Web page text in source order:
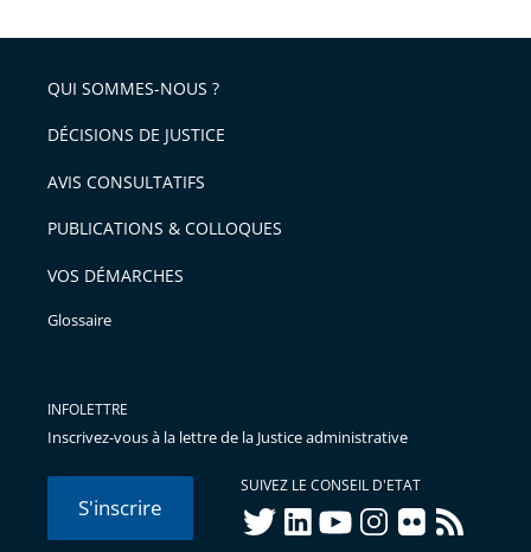
arriver
après
l'article
pour
avant
QUI SOMMES-NOUS ?
DÉCISIONS DE JUSTICE
AVIS CONSULTATIFS
PUBLICATIONS & COLLOQUES
VOS DÉMARCHES
Glossaire
INFOLETTRE
Inscrivez-vous à la lettre de la Justice administrative
S'inscrire
SUIVEZ LE CONSEIL D'ETAT
twitterlinkedInyoutubeinstagram
flickr rss